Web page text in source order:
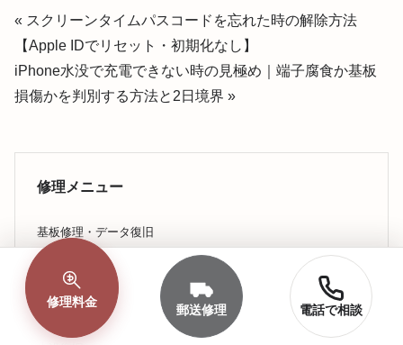
« スクリーンタイムパスコードを忘れた時の解除方法
【Apple IDでリセット・初期化なし】
iPhone水没で充電できない時の見極め｜端子腐食か基板
損傷かを判別する方法と2日境界 »
修理メニュー
基板修理・データ復旧
画面割れ
バッテリー交換
修理料金
郵送修理 電話で相談